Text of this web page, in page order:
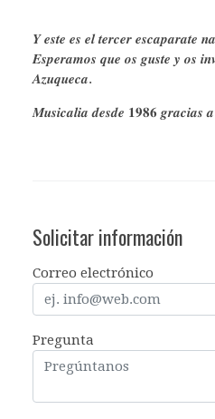
𝒀 𝒆𝒔𝒕𝒆 𝒆𝒔 𝒆𝒍 𝒕𝒆𝒓𝒄𝒆𝒓 𝒆𝒔𝒄𝒂𝒑𝒂𝒓𝒂𝒕𝒆
𝑬𝒔𝒑𝒆𝒓𝒂𝒎𝒐𝒔 𝒒𝒖𝒆 𝒐𝒔 𝒈𝒖𝒔𝒕𝒆 𝒚 𝒐𝒔
𝑨𝒛𝒖𝒒𝒖𝒆𝒄𝒂.
𝑴𝒖𝒔𝒊𝒄𝒂𝒍𝒊𝒂 𝒅𝒆𝒔𝒅𝒆 𝟏𝟗𝟖𝟔 𝒈𝒓𝒂𝒄𝒊𝒂𝒔
Solicitar información
Correo electrónico
Pregunta